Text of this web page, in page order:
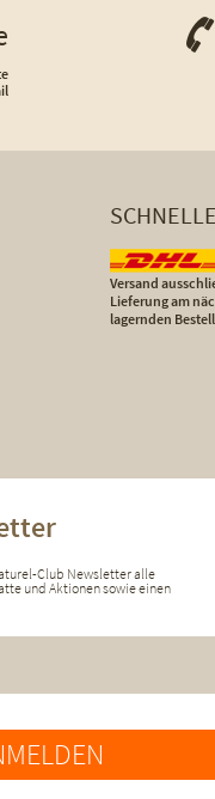
Versand
Lieferung am
lagernden
Club Newsletter alle
und Aktionen sowie einen